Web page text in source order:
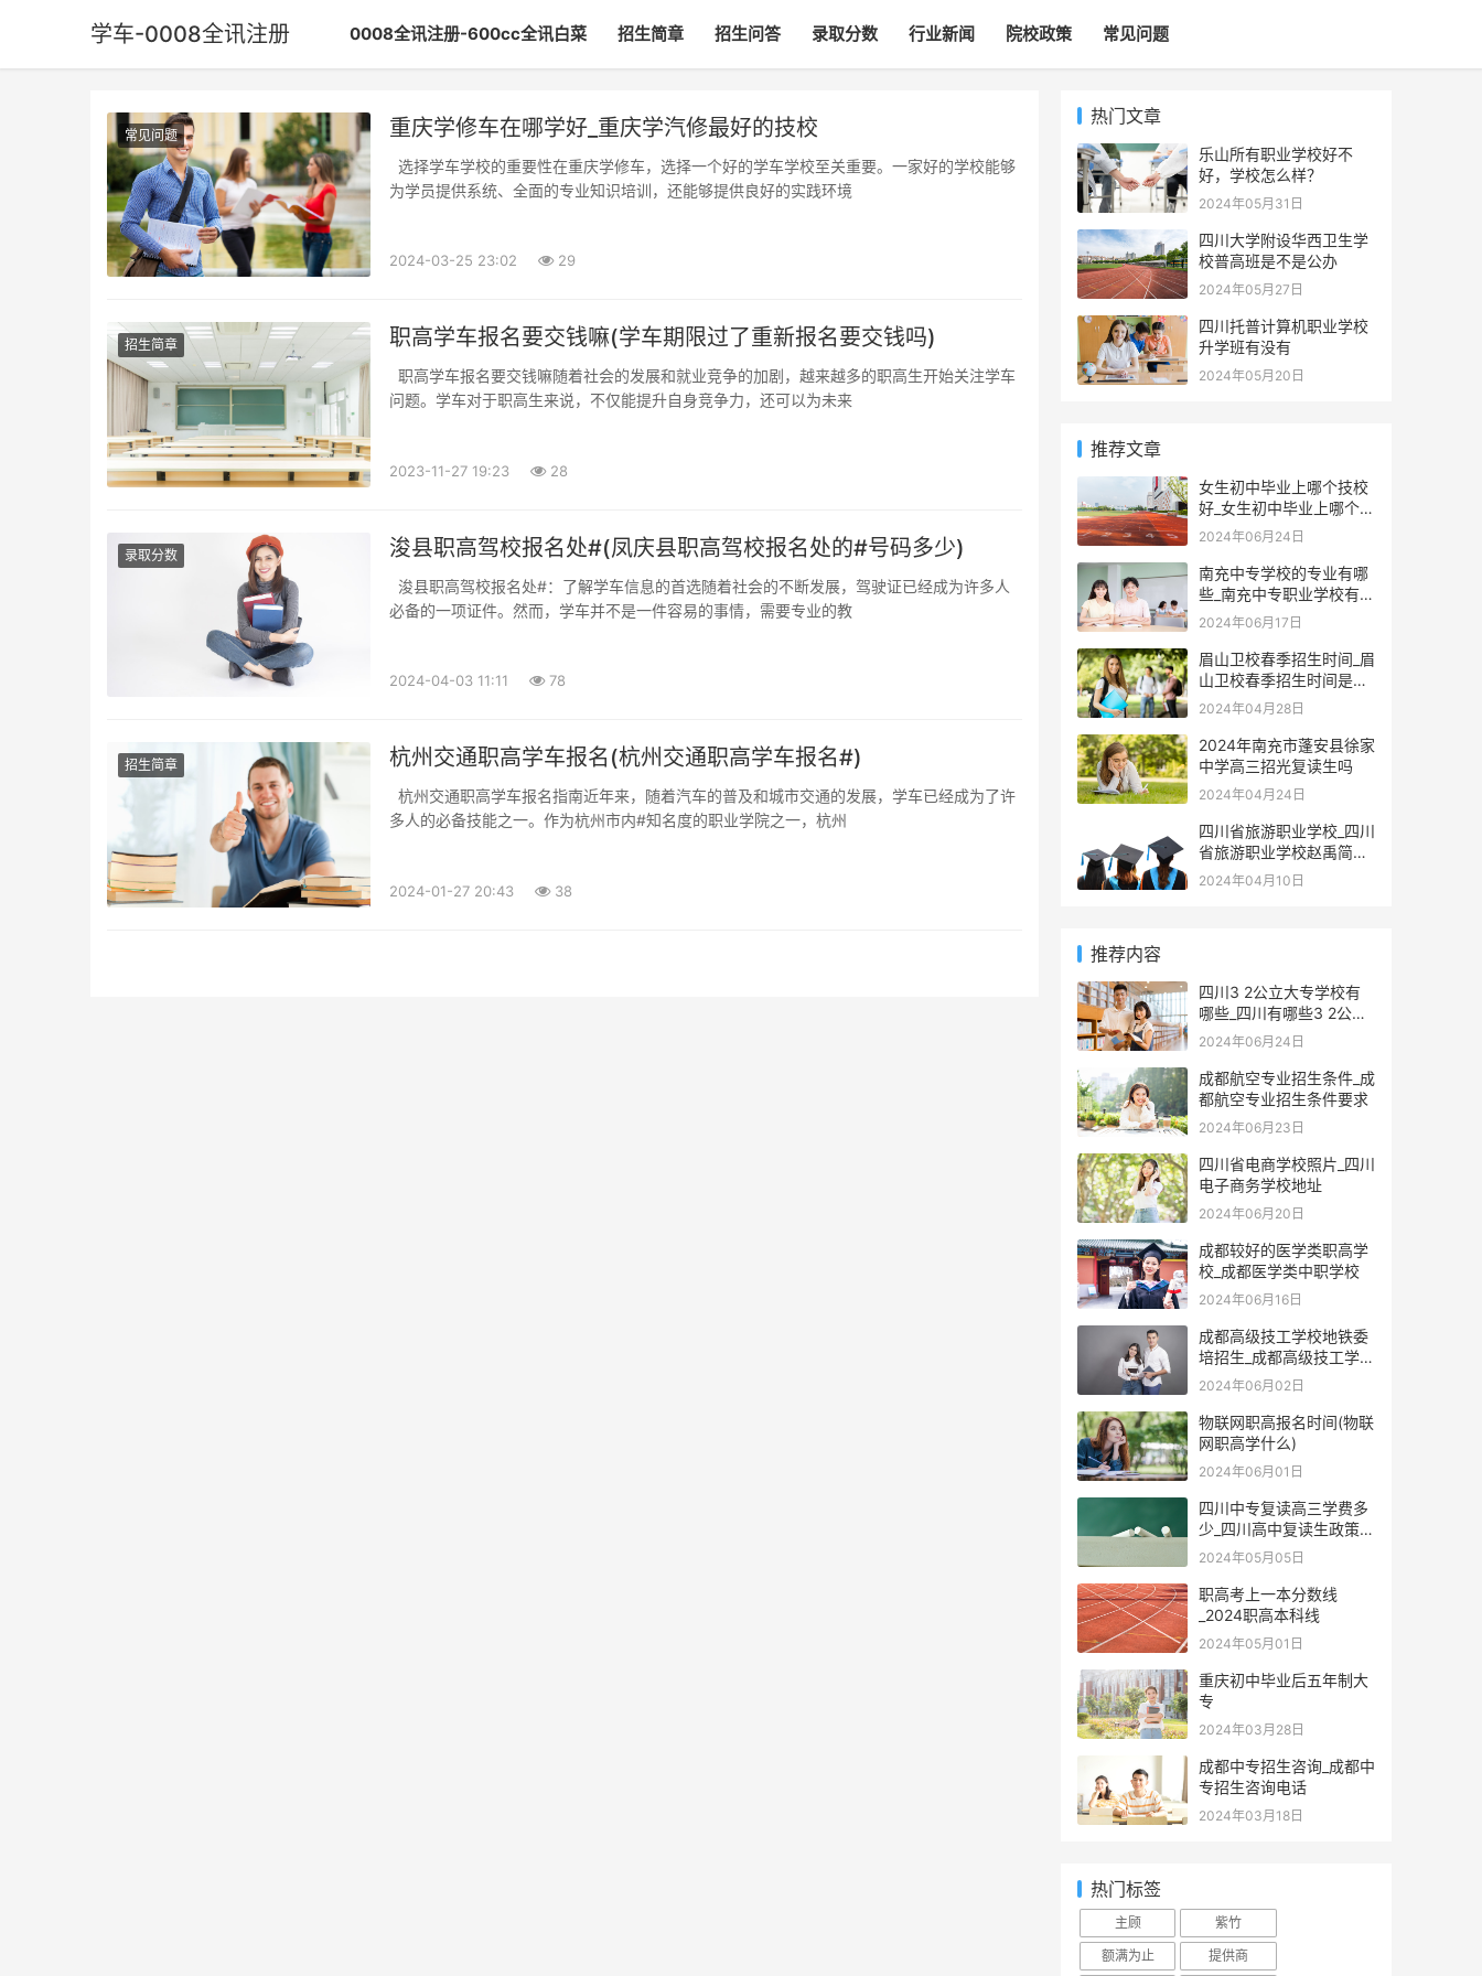
学车-0008全讯注册 0008全讯注册-600cc全讯白菜 招生简章 招生问答 录取分数 行业新闻 院校政策 常见问题
常见问题 重庆学修车在哪学好_重庆学汽修最好的技校
为学员提供系统、全面的专业知识培训，还能够提供良好的实践环境
2024-03-25 23:02 29
招生简章 职高学车报名要交钱嘛(学车期限过了重新报名要交钱吗)
问题。学车对于职高生来说，不仅能提升自身竞争力，还可以为未来
2023-11-27 19:23 28
录取分数 浚县职高驾校报名处#(凤庆县职高驾校报名处的#号码多少)
必备的一项证件。然而，学车并不是一件容易的事情，需要专业的教
2024-04-03 11:11 78
招生简章 杭州交通职高学车报名(杭州交通职高学车报名#)
多人的必备技能之一。作为杭州市内#知名度的职业学院之一，杭州
2024-01-27 20:43 38
热门文章
乐山所有职业学校好不
好，学校怎么样？
2024年05月31日
四川大学附设华西卫生学
校普高班是不是公办
2024年05月27日
四川托普计算机职业学校
升学班有没有
2024年05月20日
推荐文章
女生初中毕业上哪个技校
好_女生初中毕业上哪个技
校比较好
2024年06月24日
南充中专学校的专业有哪
些_南充中专职业学校有哪
些
2024年06月17日
眉山卫校春季招生时间_眉
山卫校春季招生时间是几
月份
2024年04月28日
2024年南充市蓬安县徐家
中学高三招光复读生吗
2024年04月24日
四川省旅游职业学校_四川
省旅游职业学校赵禹简历
介绍
2024年04月10日
推荐内容
四川3 2公立大专学校有
哪些_四川有哪些3 2公办
大专学校
2024年06月24日
成都航空专业招生条件_成
都航空专业招生条件要求
2024年06月23日
四川省电商学校照片_四川
电子商务学校地址
2024年06月20日
成都较好的医学类职高学
校_成都医学类中职学校
2024年06月16日
成都高级技工学校地铁委
培招生_成都高级技工学校
地铁招聘笔试题
2024年06月02日
物联网职高报名时间(物联
网职高学什么)
2024年06月01日
四川中专复读高三学费多
少_四川高中复读生政策
2024
2024年05月05日
职高考上一本分数线
_2024职高本科线
2024年05月01日
重庆初中毕业后五年制大
专
2024年03月28日
成都中专招生咨询_成都中
专招生咨询电话
2024年03月18日
热门标签
主顾
紫竹
额满为止
提供商